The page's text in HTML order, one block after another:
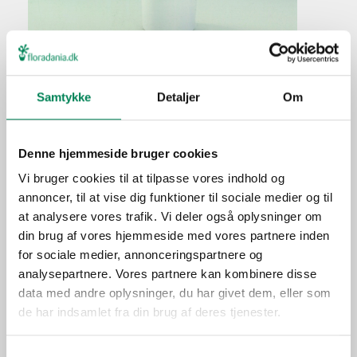
Samtykke Detaljer Om
Denne hjemmeside bruger cookies
Vi bruger cookies til at tilpasse vores indhold og
annoncer, til at vise dig funktioner til sociale medier og til
at analysere vores trafik. Vi deler også oplysninger om
din brug af vores hjemmeside med vores partnere inden
for sociale medier, annonceringspartnere og
analysepartnere. Vores partnere kan kombinere disse
data med andre oplysninger, du har givet dem, eller som
de har indsamlet fra din brug af deres tjenester.
Madagaskarsøjle
Navn
lamerei
Populærnavn Madagaskarsøjle
Vanding
Lad pottejorden tørre let ud
mellem vandingerne.
Gødning
Ca. hver fjerde vanding i
vækstperioden.
Placering
Inde